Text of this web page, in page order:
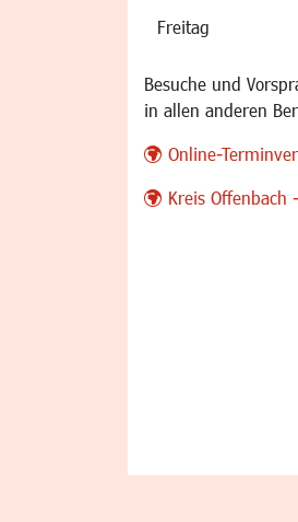
Freitag
Besuche und
in allen anderen
Online-
Kreis Offenbach